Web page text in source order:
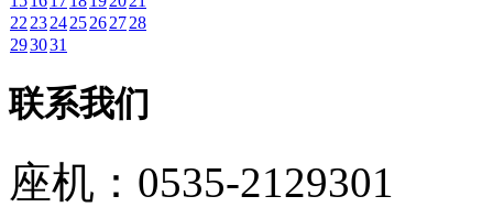
22 232425262728
293031
联系我们
座机：0535-2129301